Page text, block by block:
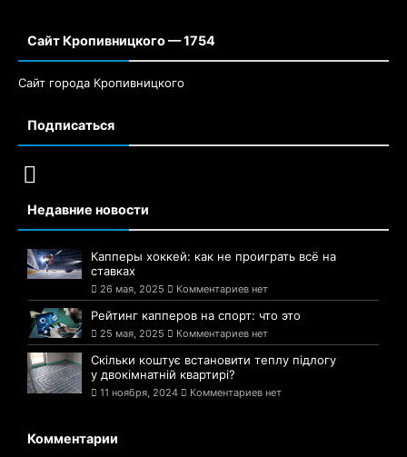
Сайт Кропивницкого — 1754
Сайт города Кропивницкого
Подписаться
Недавние новости
Капперы хоккей: как не проиграть всё на
ставках
26 мая, 2025 Комментариев нет
Рейтинг капперов на спорт: что это
25 мая, 2025 Комментариев нет
Скільки коштує встановити теплу підлогу
у двокімнатній квартирі?
11 ноября, 2024 Комментариев нет
Комментарии